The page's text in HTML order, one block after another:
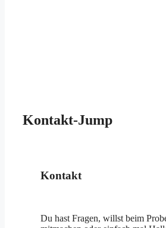
Kontakt-Jump
Kontakt
Du hast Fragen, willst beim